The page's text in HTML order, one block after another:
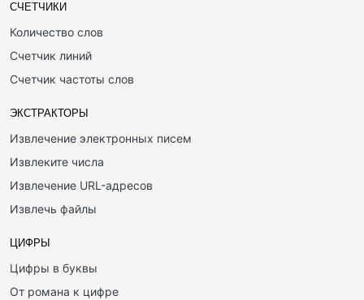
СЧЕТЧИКИ
Количество слов
Счетчик линий
Счетчик частоты слов
ЭКСТРАКТОРЫ
Извлечение электронных писем
Извлеките числа
Извлечение URL-адресов
Извлечь файлы
ЦИФРЫ
Цифры в буквы
От романа к цифре